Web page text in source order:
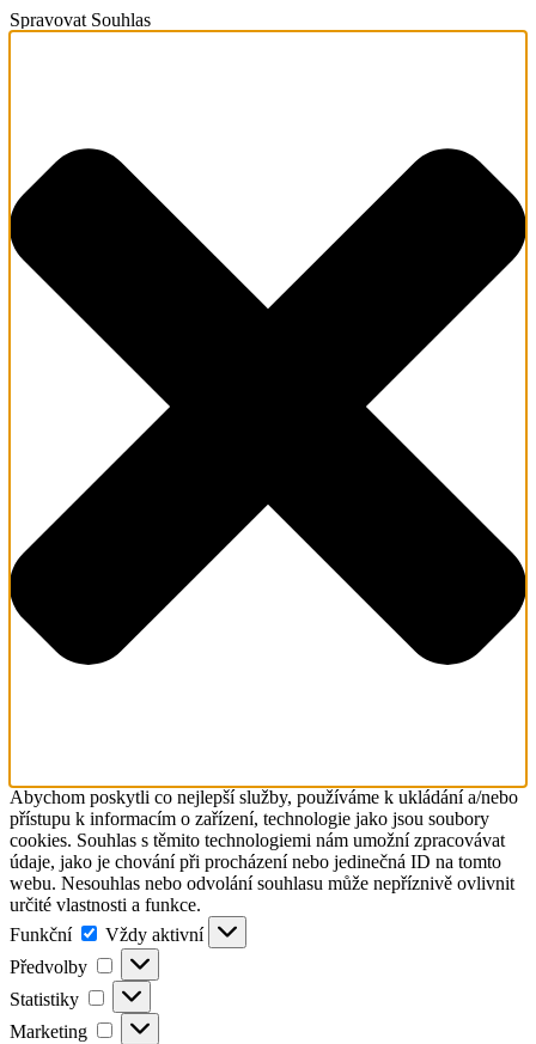
Spravovat Souhlas
Abychom poskytli co nejlepší služby, používáme k ukládání a/nebo
přístupu k informacím o zařízení, technologie jako jsou soubory
cookies. Souhlas s těmito technologiemi nám umožní zpracovávat
údaje, jako je chování při procházení nebo jedinečná ID na tomto
webu. Nesouhlas nebo odvolání souhlasu může nepříznivě ovlivnit
určité vlastnosti a funkce.
Funkční
Funkční
Vždy aktivní
Předvolby
Předvolby
Statistiky Statistiky
Marketing Marketing